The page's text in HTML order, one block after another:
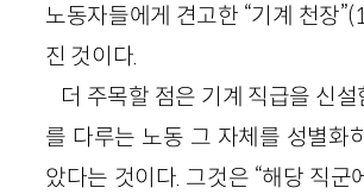
노동자들에게 견고한 “기계 천장
진 것이다.
더 주목할 점은 기계 직급을 신
를 다루는 노동 그 자체를 성별화
았다는 것이다. 그것은 “해당 직군